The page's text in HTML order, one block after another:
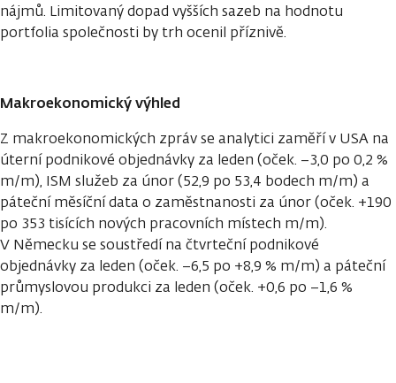
nájmů. Limitovaný dopad vyšších sazeb na hodnotu
portfolia společnosti by trh ocenil příznivě.
Makroekonomický výhled
Z makroekonomických zpráv se analytici zaměří v USA na
úterní podnikové objednávky za leden (oček. −3,0 po 0,2 %
m/m), ISM služeb za únor (52,9 po 53,4 bodech m/m) a
páteční měsíční data o zaměstnanosti za únor (oček. +190
po 353 tisících nových pracovních místech m/m).
V Německu se soustředí na čtvrteční podnikové
objednávky za leden (oček. −6,5 po +8,9 % m/m) a páteční
průmyslovou produkci za leden (oček. +0,6 po −1,6 %
m/m).